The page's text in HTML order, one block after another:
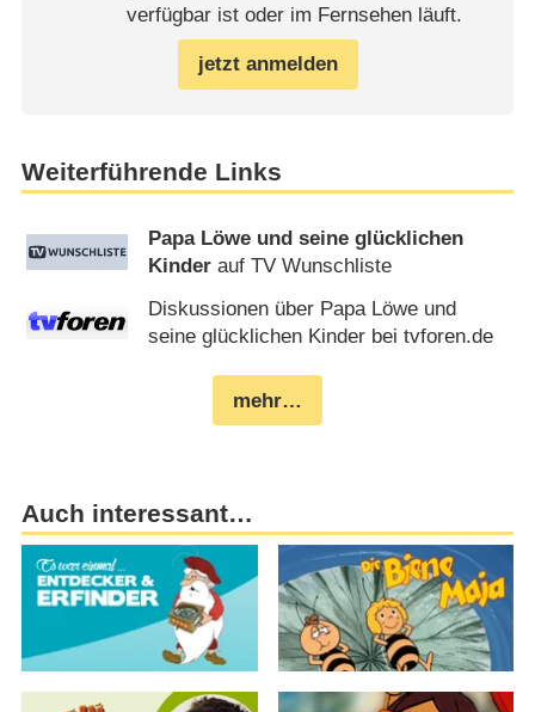
verfügbar ist oder im Fernsehen läuft.
jetzt anmelden
Weiterführende Links
Papa Löwe und seine glücklichen
Kinder auf TV Wunschliste
Diskussionen über Papa Löwe und
seine glücklichen Kinder bei tvforen.de
mehr…
Auch interessant…